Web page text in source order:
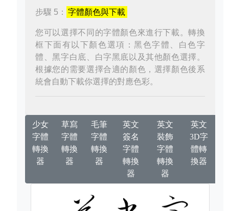
步驟 5： 字體顏色與下載
您可以選擇不同的字體顏色來進行下載。轉換
框下面有以下顏色選項：黑色字體、白色字
體、黑字白底、白字黑底以及其他顏色選擇。
根據您的需要選擇合適的顏色，選擇顏色後系
統會自動下載你選擇的對應色彩。
少女
字體
轉換
器
草寫
字體
轉換
器
毛筆
字體
轉換
器
英文
簽名
字體
轉換
器
英文
裝飾
字體
轉換
器
英文
3D字
體轉
換器